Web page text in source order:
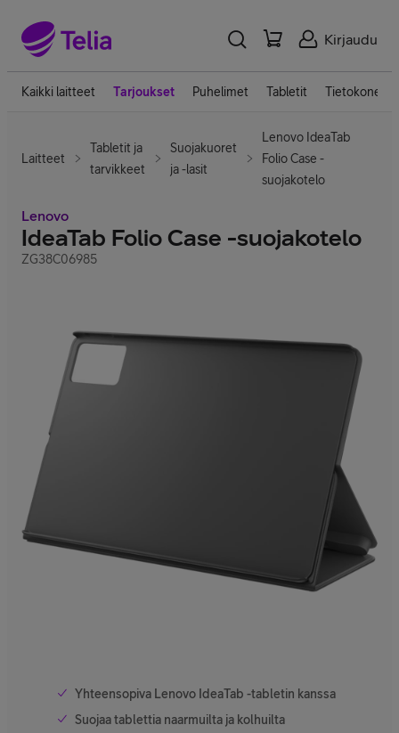
Kirjaudu
Kaikki laitteet Tarjoukset Puhelimet Tabletit Tietokoneet
Laitteet
Tabletit ja
tarvikkeet
Suojakuoret
ja -lasit
Lenovo IdeaTab
Folio Case -
suojakotelo
Lenovo
IdeaTab Folio Case -suojakotelo
ZG38C06985
Yhteensopiva Lenovo IdeaTab -tabletin kanssa
Suojaa tablettia naarmuilta ja kolhuilta